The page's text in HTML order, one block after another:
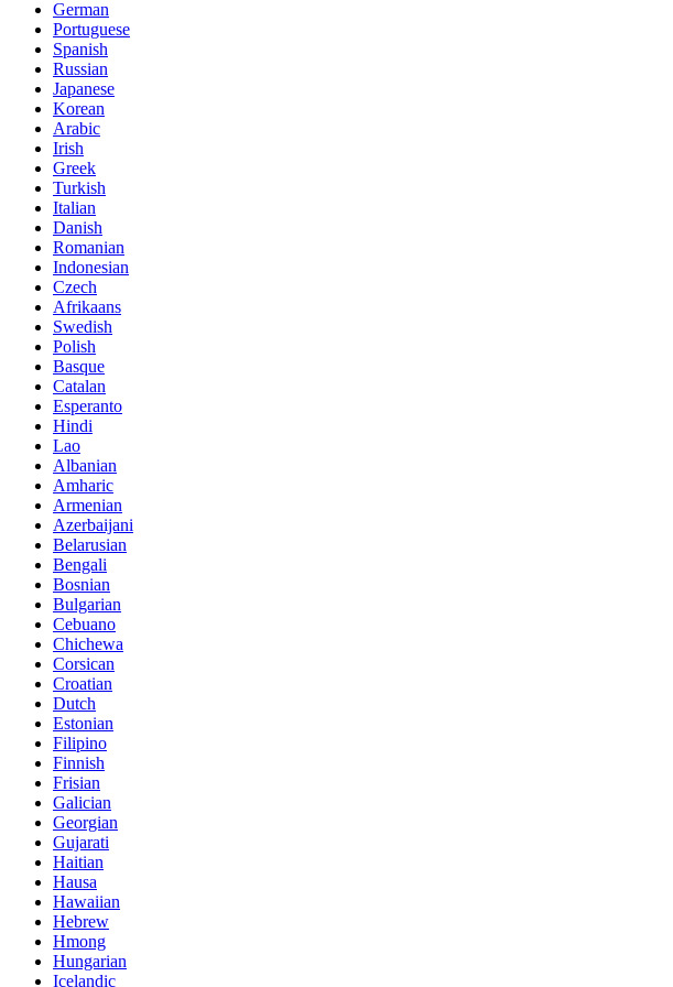
German
Portuguese
Spanish
Russian
Japanese
Korean
Arabic
Irish
Greek
Turkish
Italian
Danish
Romanian
Indonesian
Czech
Afrikaans
Swedish
Polish
Basque
Catalan
Esperanto
Hindi
Lao
Albanian
Amharic
Armenian
Azerbaijani
Belarusian
Bengali
Bosnian
Bulgarian
Cebuano
Chichewa
Corsican
Croatian
Dutch
Estonian
Filipino
Finnish
Frisian
Galician
Georgian
Gujarati
Haitian
Hausa
Hawaiian
Hebrew
Hmong
Hungarian
Icelandic